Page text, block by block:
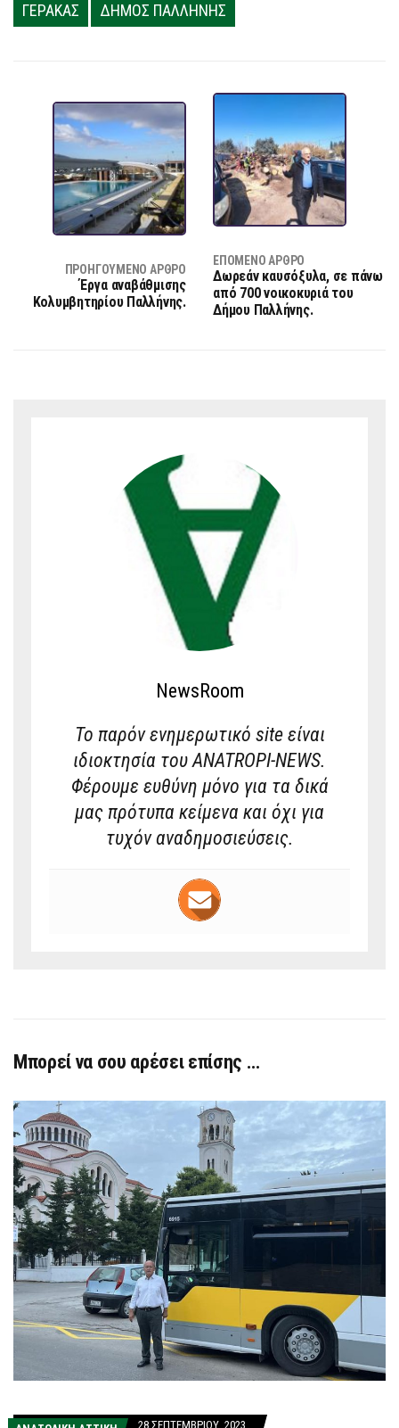
ΓΕΡΑΚΑΣ ΔΗΜΟΣ ΠΑΛΛΗΝΗΣ
ΠΡΟΗΓΟΎΜΕΝΟ ΆΡΘΡΟ
Έργα αναβάθμισης
Κολυμβητηρίου Παλλήνης.
ΕΠΌΜΕΝΟ ΆΡΘΡΟ
Δωρεάν καυσόξυλα, σε πάνω
από 700 νοικοκυριά του
Δήμου Παλλήνης.
NewsRoom
Το παρόν ενημερωτικό site είναι
ιδιοκτησία του ANATROPI-NEWS.
Φέρουμε ευθύνη μόνο για τα δικά
μας πρότυπα κείμενα και όχι για
τυχόν αναδημοσιεύσεις.
Μπορεί να σου αρέσει επίσης …
28 ΣΕΠΤΕΜΒΡΊΟΥ, 2023